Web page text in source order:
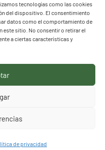
tecnologías como las cookies
del dispositivo. El consentimiento
datos como el comportamiento de
este sitio. No consentir o retirar el
a ciertas características y
de privacidad
LO QUE
LO